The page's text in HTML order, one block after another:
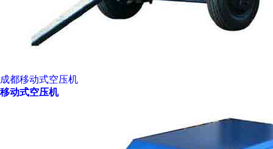
成都移动式空压机
移动式空压机